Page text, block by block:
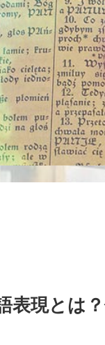
表現とは